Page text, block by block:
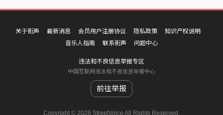
关于街声 最新消息 会员用户注册协议 隐私政策
知识产权说明
音乐人指南
联系街声 问题中心
违法和不良信息举报专区
中国互联网违法和不良信息举报中心
前往举报
Copyright © 2026 StreetVoice All Rights Reserved.